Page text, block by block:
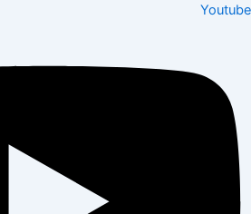
Youtube